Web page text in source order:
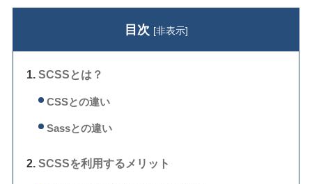
目次 [非表示]
SCSSとは？
CSSとの違い
Sassとの違い
SCSSを利用するメリット